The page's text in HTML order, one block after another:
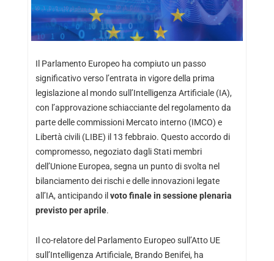
Il Parlamento Europeo ha compiuto un passo
significativo verso l’entrata in vigore della prima
legislazione al mondo sull’Intelligenza Artificiale (IA),
con l’approvazione schiacciante del regolamento da
parte delle commissioni Mercato interno (IMCO) e
Libertà civili (LIBE) il 13 febbraio. Questo accordo di
compromesso, negoziato dagli Stati membri
dell’Unione Europea, segna un punto di svolta nel
bilanciamento dei rischi e delle innovazioni legate
all’IA, anticipando il voto finale in sessione plenaria
previsto per aprile.
Il co-relatore del Parlamento Europeo sull’Atto UE
sull’Intelligenza Artificiale, Brando Benifei, ha